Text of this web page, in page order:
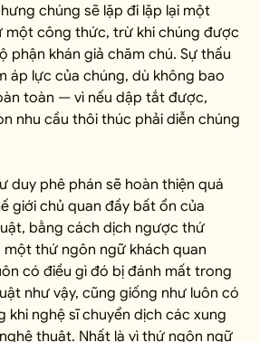
chúng sẽ lặp đi lặp lại một
một công thức, trừ khi chúng được
phận khán giả chăm chú. Sự thấu
áp lực của chúng, dù không bao
toàn — vì nếu dập tắt được,
nhu cầu thôi thúc phải diễn chúng
duy phê phán sẽ hoàn thiện quá
giới chủ quan đầy bất ổn của
bằng cách dịch ngược thứ
thứ ngôn ngữ khách quan
có điều gì đó bị đánh mất trong
như vậy, cũng giống như luôn có
khi nghệ sĩ chuyển dịch các xung
thuật. Nhất là vì thứ ngôn ngữ